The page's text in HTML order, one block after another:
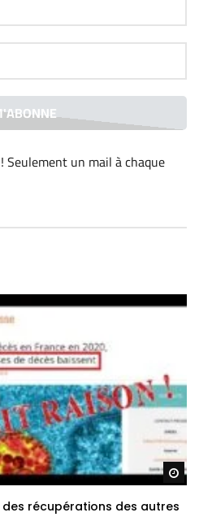
Seulement un mail à chaque
des récupérations des autres